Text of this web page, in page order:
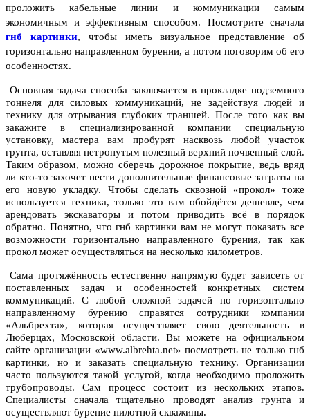
проложить кабельные линии и коммуникации самым
экономичным и эффективным способом.
Посмотрите сначала
гнб картинки, чтобы иметь визуальное представление об
горизонтально направленном бурении, а потом поговорим об его
особенностях.
Основная задача способа заключается в прокладке подземного
тоннеля для силовых коммуникаций, не задействуя людей и
технику для отрывания глубоких траншей. После того как вы
закажите в специализированной компании специальную
установку, мастера вам пробурят насквозь любой участок
грунта, оставляя нетронутым полезный верхний почвенный слой.
Таким образом, можно сберечь дорожное покрытие, ведь вряд
ли кто-то захочет нести дополнительные финансовые затраты на
его новую укладку. Чтобы сделать сквозной «прокол» тоже
используется техника, только это вам обойдётся дешевле, чем
арендовать экскаваторы и потом приводить всё в порядок
обратно. Понятно, что гнб картинки вам не могут показать все
возможности горизонтально направленного бурения, так как
прокол может осуществляться на несколько километров.
Сама протяжённость естественно напрямую будет зависеть от
поставленных задач и особенностей конкретных систем
коммуникаций. С любой сложной задачей по горизонтально
направленному бурению справятся сотрудники компании
«Альбрехта», которая осуществляет свою деятельность в
Люберцах, Московской области. Вы можете на официальном
сайте организации «www.albrehta.net» посмотреть не только гнб
картинки, но и заказать специальную технику. Организации
часто пользуются такой услугой, когда необходимо проложить
трубопроводы. Сам процесс состоит из нескольких этапов.
Специалисты сначала тщательно проводят анализ грунта и
осуществляют бурение пилотной скважины.